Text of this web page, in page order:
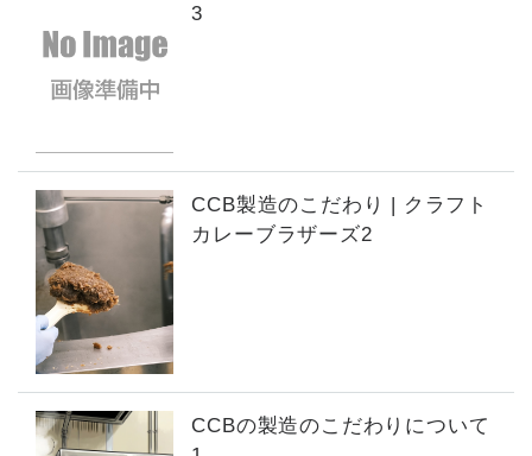
3
CCB製造のこだわり | クラフト
カレーブラザーズ2
CCBの製造のこだわりについて